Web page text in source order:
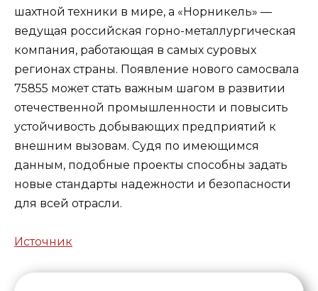
шахтной техники в мире, а «Норникель» —
ведущая российская горно-металлургическая
компания, работающая в самых суровых
регионах страны. Появление нового самосвала
75855 может стать важным шагом в развитии
отечественной промышленности и повысить
устойчивость добывающих предприятий к
внешним вызовам. Судя по имеющимся
данным, подобные проекты способны задать
новые стандарты надежности и безопасности
для всей отрасли.
Источник